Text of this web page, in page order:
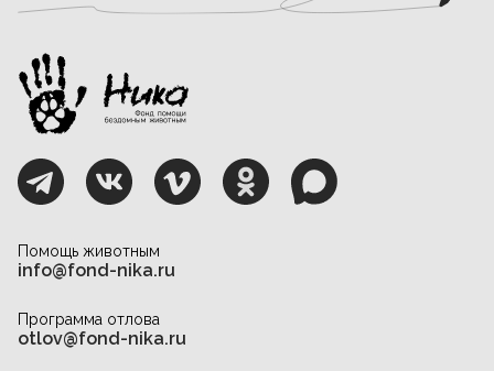
Помощь животным
info@fond-nika.ru
Программа отлова
otlov@fond-nika.ru